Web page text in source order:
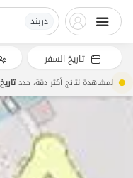
دربند
تاريخ السفر
لمشاهدة نتائج أكثر دقة، حدد